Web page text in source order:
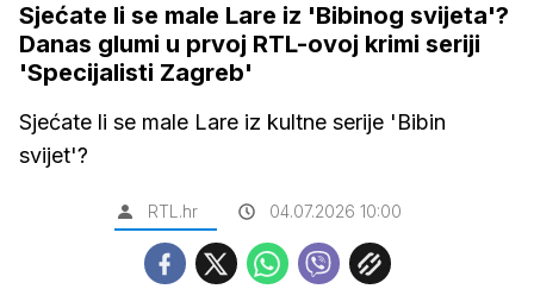
Sjećate li se male Lare iz 'Bibinog svijeta'?
Danas glumi u prvoj RTL-ovoj krimi seriji
'Specijalisti Zagreb'
Sjećate li se male Lare iz kultne serije 'Bibin
svijet'?
RTL.hr 04.07.2026 10:00